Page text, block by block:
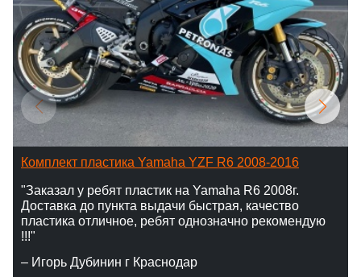
Комплект пластика Yamaha YZF R6 2008-2016
"Заказал у ребят пластик на Yamaha R6 2008г.
Доставка до пункта выдачи быстрая, качество
пластика отличное, ребят однозначно рекомендую
!!!"
– Игорь Дубинин г Краснодар